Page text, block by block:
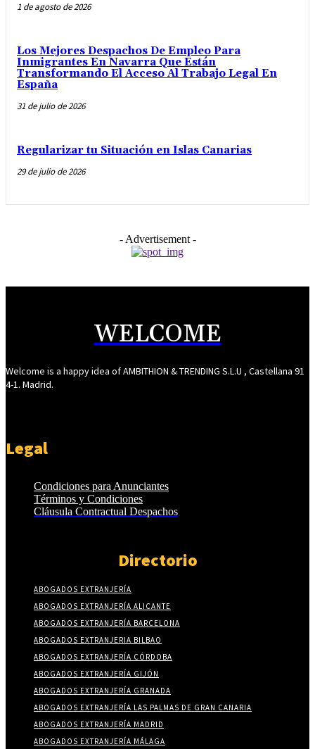
1 de agosto de 2026
Los Mejores Despachos De Empleo Para
Inmigrantes En Navarra Que Están
Transformando El Acceso Al Trabajo Legal En
España
31 de julio de 2026
Regularizar tu Situación en Islas Canarias
29 de julio de 2026
- Advertisement -
WELCOME
Welcome is a happy idea of AMBITHION & TRENDING S.L.U , Castellana 91
4-1. Madrid.
Legal
Condiciones para Anunciantes
Términos y Condiciones
Cláusula Contractual Despachos
Directorio
ABOGADOS EXTRANJERÍA
ABOGADOS EXTRANJERÍA ALICANTE
ABOGADOS EXTRANJERÍA BARCELONA
ABOGADOS EXTRANJERIA BILBAO
ABOGADOS EXTRANJERÍA CÓRDOBA
ABOGADOS EXTRANJERÍA GIJÓN
ABOGADOS EXTRANJERÍA GRANADA
ABOGADOS EXTRANJERÍA LAS PALMAS DE GRAN CANARIA
ABOGADOS EXTRANJERÍA MADRID
ABOGADOS EXTRANJERÍA MÁLAGA